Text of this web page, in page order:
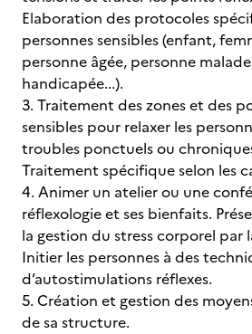
Elaboration des protocoles
personnes sensibles (enfant,
personne âgée, personne
handicapée...).
3. Traitement des zones et des
sensibles pour relaxer les
troubles ponctuels ou
Traitement spécifique selon les
4. Animer un atelier ou une
réflexologie et ses bienfaits.
la gestion du stress corporel par
Initier les personnes à des
d’autostimulations réflexes.
5. Création et gestion des
de sa structure.